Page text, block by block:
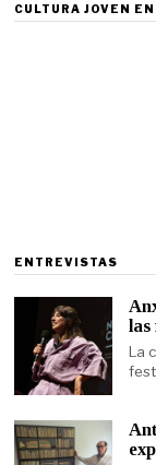
CULTURA JOVEN
ENTREVISTAS
las
La